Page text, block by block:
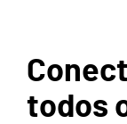
todos